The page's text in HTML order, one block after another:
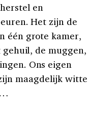
en
Het zijn de
één grote kamer,
de muggen,
Ons eigen
maagdelijk witte